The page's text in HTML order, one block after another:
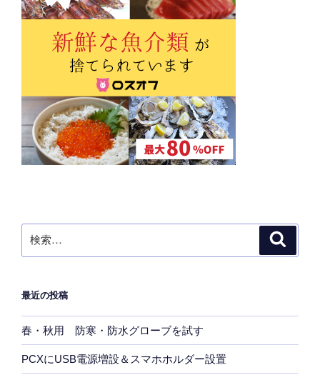
索:
最近の投稿
春・秋用 防寒・防水グローブを試す
PCXにUSB電源増設＆スマホホルダー設置